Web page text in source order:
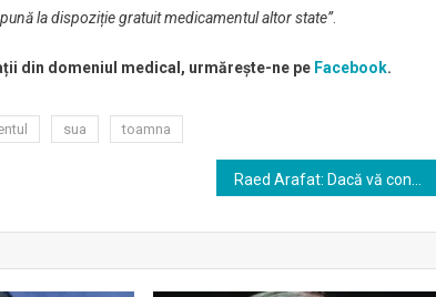
la dispoziție gratuit medicamentul altor state”.
din domeniul medical, urmărește-ne pe Facebook.
sua toamna